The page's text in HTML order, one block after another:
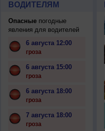
ВОДИТЕЛЯМ
Опасныепогодные
явления для водителей
6 августа 12:00
гроза
6 августа 15:00
гроза
6 августа 18:00
гроза
7 августа 18:00
гроза